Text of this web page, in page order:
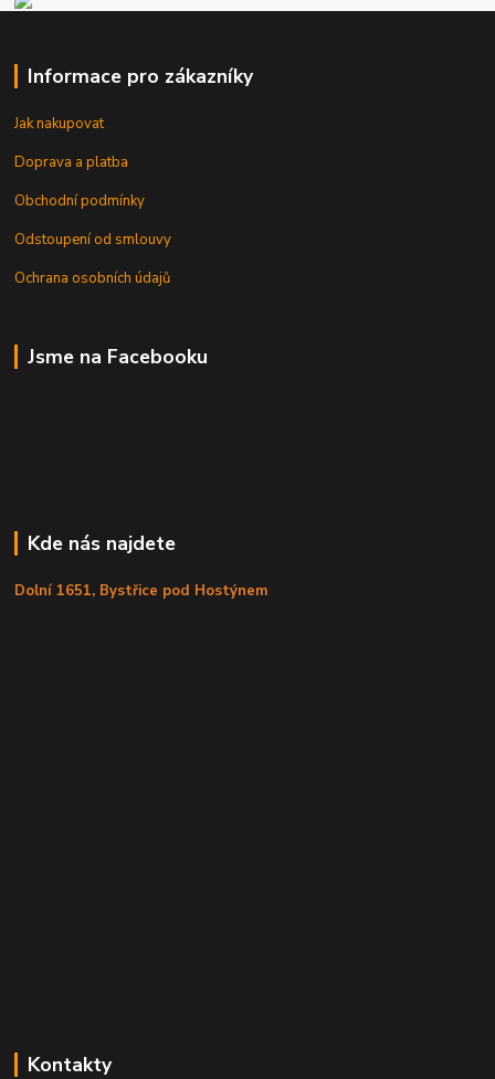
Informace pro zákazníky
Jak nakupovat
Doprava a platba
Obchodní podmínky
Odstoupení od smlouvy
Ochrana osobních údajů
Jsme na Facebooku
Kde nás najdete
Dolní 1651, Bystřice pod Hostýnem
Kontakty